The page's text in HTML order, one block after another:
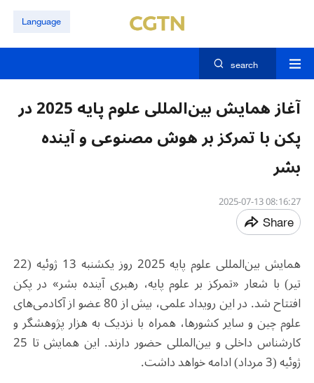
Language
search
آغاز همایش بین‌المللی علوم پایه 2025 در
پکن با تمرکز بر هوش مصنوعی و آینده
بشر
08:16:27 2025-07-13
Share
همایش بین‌المللی علوم پایه 2025 روز یکشنبه 13 ژوئیه (22
تیر) با شعار «تمرکز بر علوم پایه، رهبری آینده بشر» در پکن
افتتاح شد. در این رویداد علمی، بیش از 80 عضو از آکادمی‌های
علوم چین و سایر کشورها، همراه با نزدیک به هزار پژوهشگر و
کارشناس داخلی و بین‌المللی حضور دارند. این همایش تا 25
ژوئیه (3 مرداد) ادامه خواهد داشت.